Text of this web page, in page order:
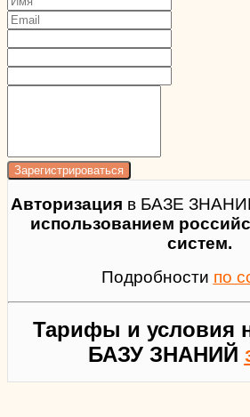
Авторизация в БАЗЕ
использованием
систем.
Подробности по
Тарифы и условия
БАЗУ ЗНАНИЙ